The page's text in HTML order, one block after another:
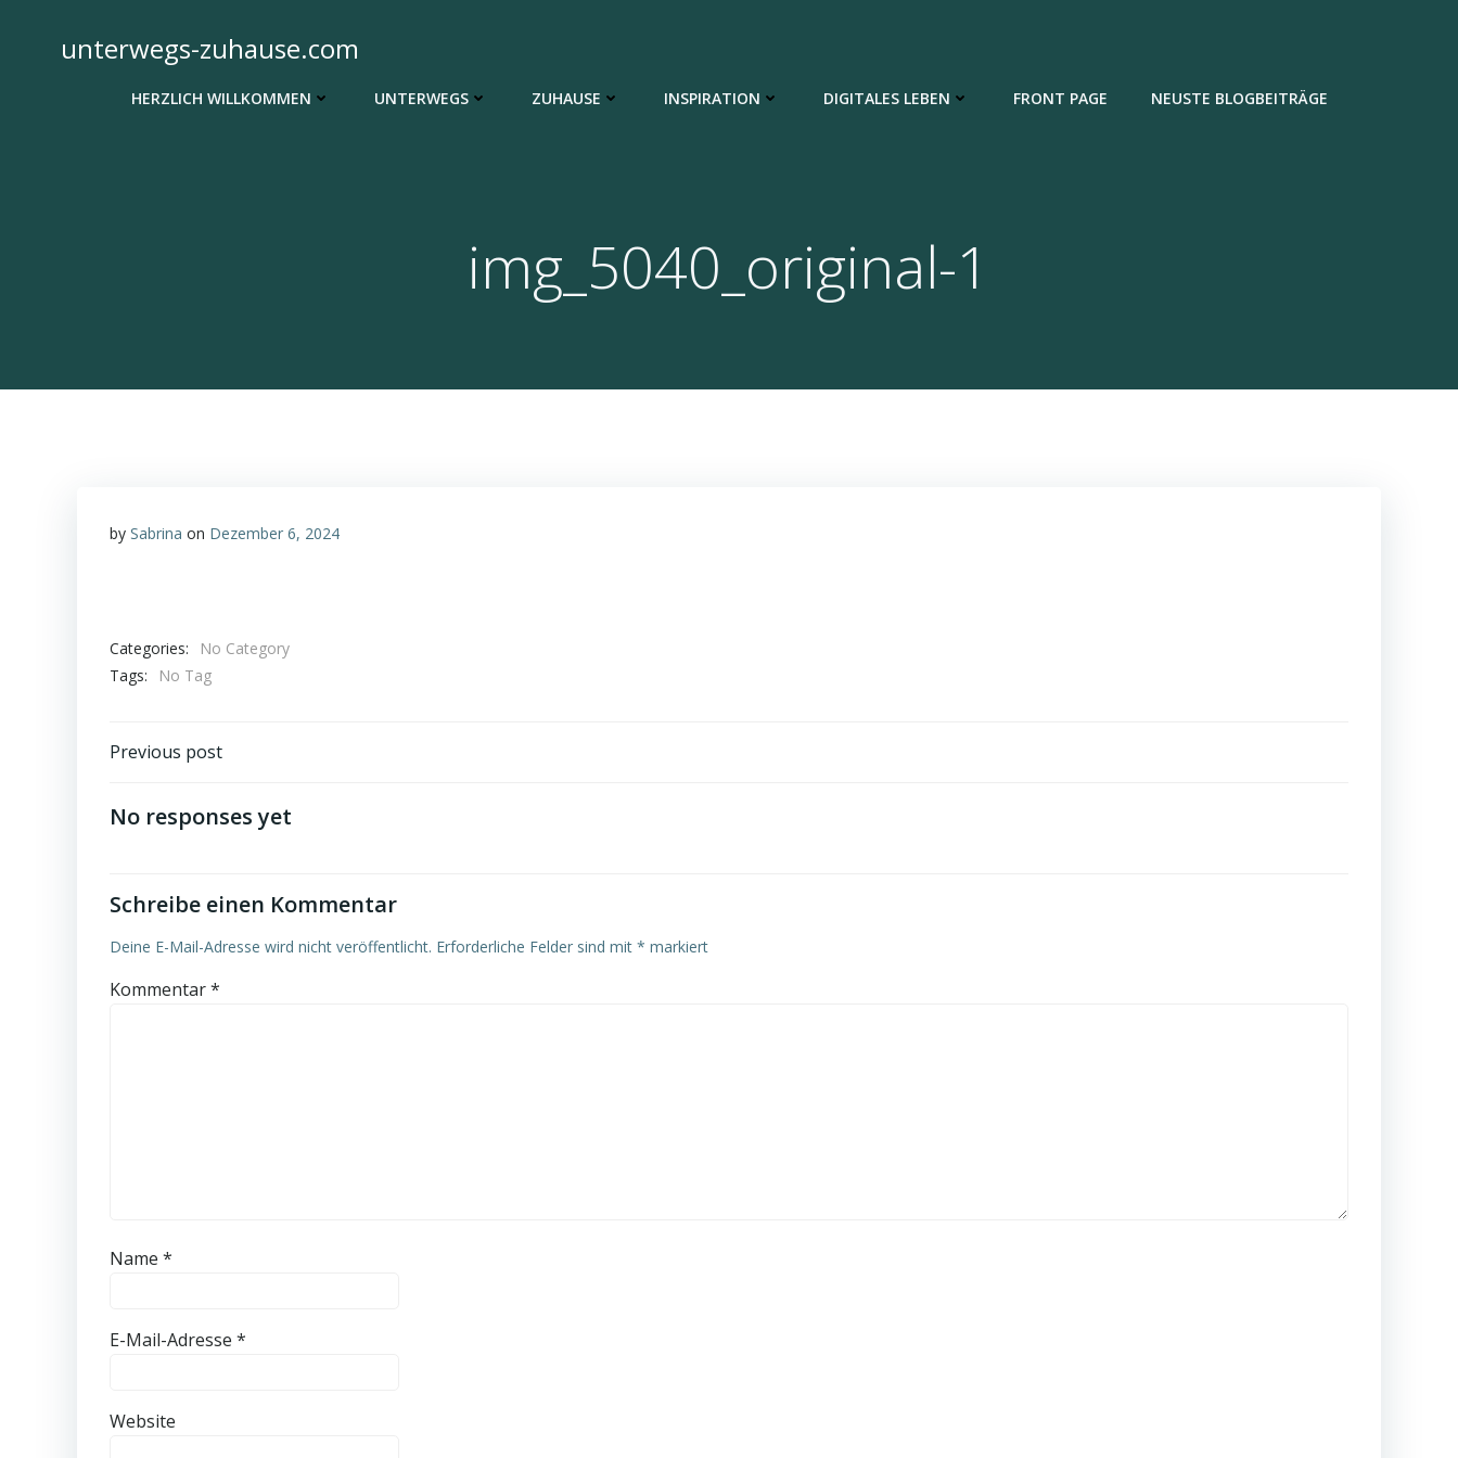
springenunterwegs-zuhause.com
HERZLICH WILLKOMMEN UNTERWEGS ZUHAUSE INSPIRATION DIGITALES LEBEN FRONT PAGE NEUSTE BLOGBEITRÄGE
img_5040_original-1
by Sabrina on Dezember 6, 2024
Categories:
No Category
Tags:
No Tag
Post
navigation
Previous post
No responses yet
Schreibe einen Kommentar
Deine E-Mail-Adresse wird nicht veröffentlicht. Erforderliche Felder sind mit * markiert
Kommentar*
Name *
E-Mail-Adresse *
Website